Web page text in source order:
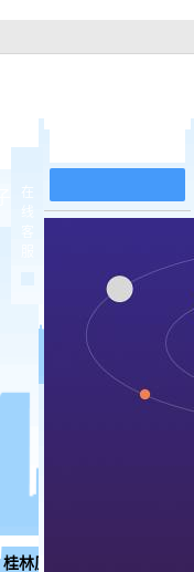
网址 pg电子网址
桂林实木
桂林实木
桂林烤
桂林实木
桂林原木门
在